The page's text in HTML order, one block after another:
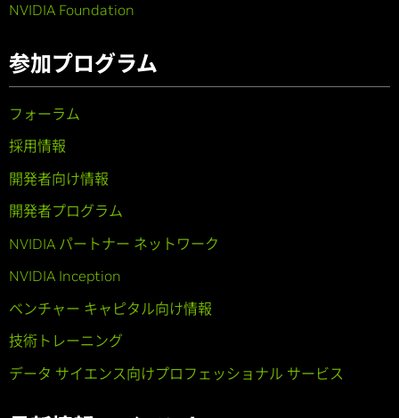
NVIDIA Foundation
参加プログラム
フォーラム
採用情報
開発者向け情報
開発者プログラム
NVIDIA パートナー ネットワーク
NVIDIA Inception
ベンチャー キャピタル向け情報
技術トレーニング
データ サイエンス向けプロフェッショナル サービス